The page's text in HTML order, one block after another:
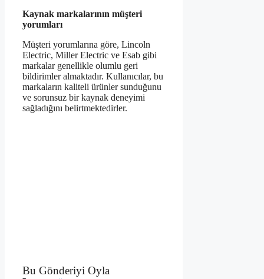
Kaynak markalarının müşteri
yorumları
Müşteri yorumlarına göre, Lincoln
Electric, Miller Electric ve Esab gibi
markalar genellikle olumlu geri
bildirimler almaktadır. Kullanıcılar, bu
markaların kaliteli ürünler sunduğunu
ve sorunsuz bir kaynak deneyimi
sağladığını belirtmektedirler.
Bu Gönderiyi Oyla